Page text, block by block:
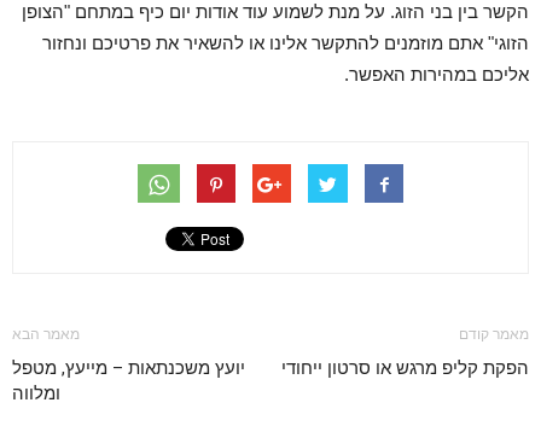
הקשר בין בני הזוג. על מנת לשמוע עוד אודות יום כיף במתחם "הצופן
הזוגי" אתם מוזמנים להתקשר אלינו או להשאיר את פרטיכם ונחזור
אליכם במהירות האפשר.
מאמר קודם
הפקת קליפ מרגש או סרטון ייחודי
מאמר הבא
יועץ משכנתאות – מייעץ, מטפל
ומלווה